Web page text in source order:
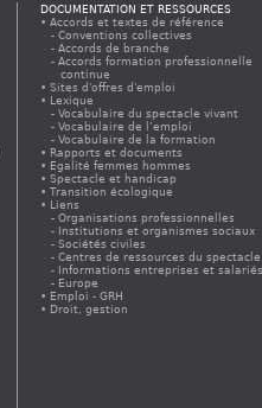
DOCUMENTATION ET RESSOURCES
Accords et textes de référence
Conventions collectives
Accords de branche
Accords formation professionnelle
continue
Sites d'offres d'emploi
Lexique
Vocabulaire du spectacle vivant
Vocabulaire de l’emploi
Vocabulaire de la formation
Rapports et documents
Egalité femmes hommes
Spectacle et handicap
Transition écologique
Liens
Organisations professionnelles
Institutions et organismes sociaux
Sociétés civiles
Centres de ressources du spectacle
Informations entreprises et
Europe
Emploi - GRH
Droit, gestion